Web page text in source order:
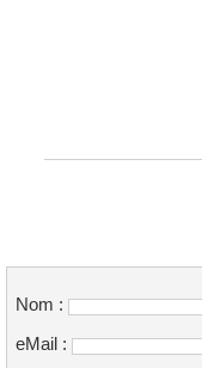
Nom :
eMail :